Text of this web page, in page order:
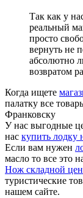
Так как у
реальный
просто
вернуть не
абсолютно
возвратом
Когда ищете
палатку все
Франковску
У нас выгодные
нас купить лодку
Если вам нужен
масло то все это
Нож складной
туристические
нашем сайте.